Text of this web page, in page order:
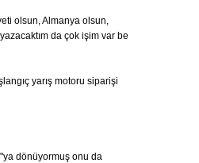
olsun, Almanya olsun,
da çok işim var be
yarış motoru siparişi
dönüyormuş onu da